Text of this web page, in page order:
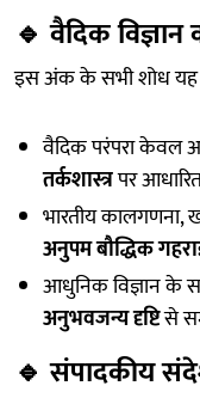
🔹वैदिक विज्ञान
इस अंक के सभी शोध यह
वैदिक परंपरा केवल
तर्कशास्त्रपर
भारतीय कालगणना,
अनुपम बौद्धिक
आधुनिक विज्ञान के
अनुभवजन्य दृष्टिसे
🔹संपादकीय